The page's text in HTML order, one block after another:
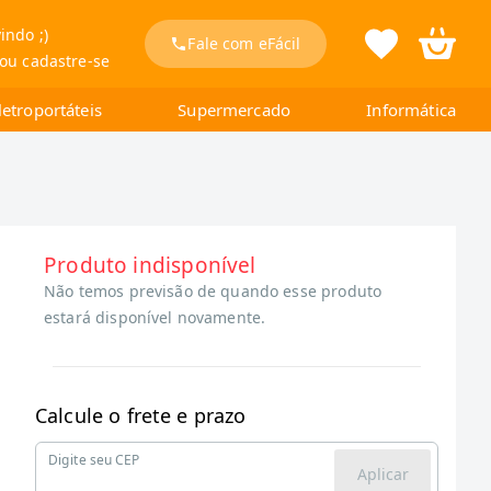
;)
cadastre-se
Fale com eFácil
Supermercado Informática
Produto indisponível
Não temos previsão de quando esse produto
estará disponível novamente.
Calcule o frete e prazo
Digite seu CEP
Aplicar